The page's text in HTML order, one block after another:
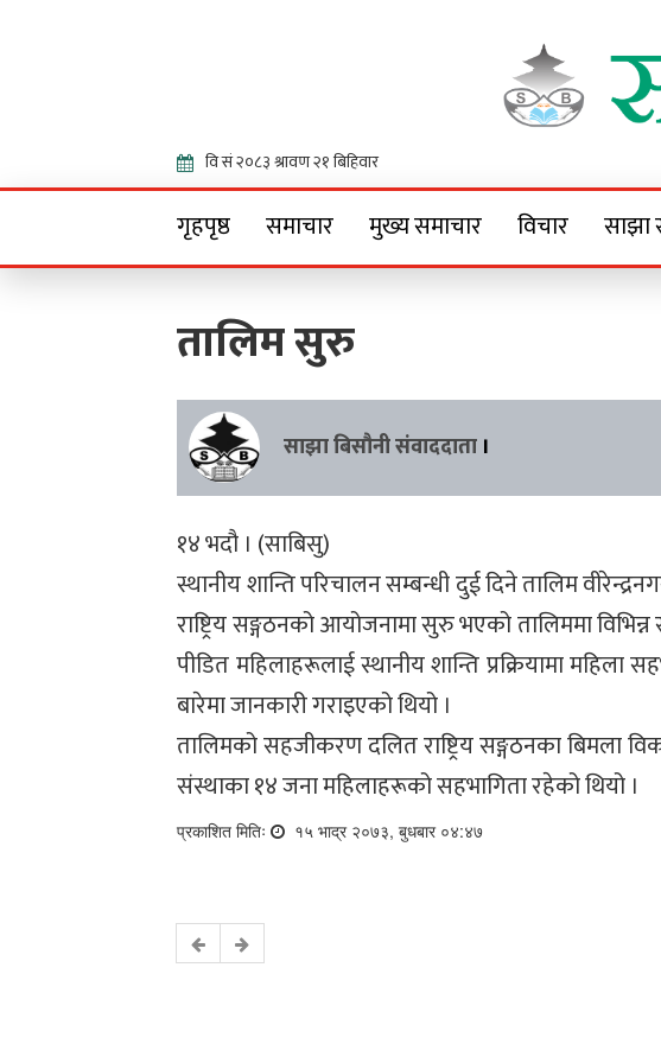
गृहपृष्ठ समाचार मुख्य समाचार विचार साझा
तालिम सुरु
साझा बिसौनी संवाददाता ।
१४ भदौ । (साबिसु)
स्थानीय शान्ति परिचालन सम्बन्धी दुई दिने तालिम
राष्ट्रिय सङ्गठनको आयोजनामा सुरु भएको तालिममा
पीडित महिलाहरूलाई स्थानीय शान्ति प्रक्रियामा महिला
बारेमा जानकारी गराइएको थियो ।
तालिमको सहजीकरण दलित राष्ट्रिय सङ्गठनका बिमला
संस्थाका १४ जना महिलाहरूको सहभागिता रहेको थियो ।
प्रकाशित मितिः १५ भाद्र २०७३, बुधबार ०४:४७